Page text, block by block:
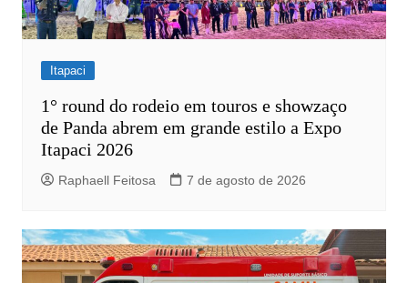
Itapaci
1° round do rodeio em touros e showzaço
de Panda abrem em grande estilo a Expo
Itapaci 2026
Raphaell Feitosa 7 de agosto de 2026